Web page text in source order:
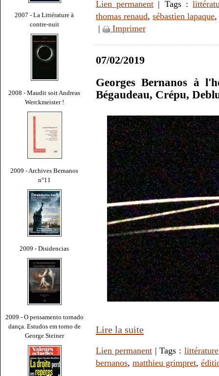
2007 - La Littérature à
contre-nuit
2008 - Maudit soit Andreas
Werckmeister !
2009 - Archives Bernanos
n°11
2009 - Disidencias
2009 - O pensamento tornado
dança. Estudos em torno de
George Steiner
Lien permanent | Tags :
thomas renaud,sébastien lapaque
|
Imprimer
07/02/2019
Georges Bernanos à
Bégaudeau, Crépu,
Lire la suite
Lien permanent| Tags : littérature
bernanos, matthieu grimpret,